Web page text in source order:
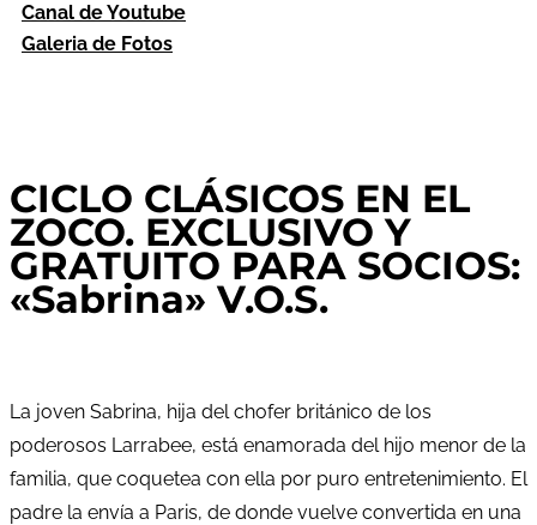
Canal de Youtube
Galeria de Fotos
CICLO CLÁSICOS EN EL
ZOCO. EXCLUSIVO Y
GRATUITO PARA SOCIOS:
«Sabrina» V.O.S.
La joven Sabrina, hija del chofer británico de los
poderosos Larrabee, está enamorada del hijo menor de la
familia, que coquetea con ella por puro entretenimiento. El
padre la envía a Paris, de donde vuelve convertida en una